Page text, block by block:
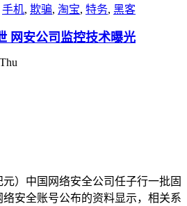
手机, 欺骗, 淘宝, 特务, 黑客
网安公司监控技术曝光
元）中国网络安全公司任子行一批固
安全账号公布的资料显示，相关系